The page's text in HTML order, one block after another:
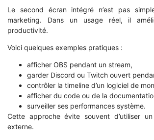
Le second écran intégré n’est pas
marketing. Dans un usage réel, il
productivité.
Voici quelques exemples pratiques :
afficher OBS pendant un stream,
garder Discord ou Twitch ouvert
contrôler la timeline d’un logiciel de
afficher du code ou de la
surveiller ses performances système.
Cette approche évite souvent d’utiliser
externe.